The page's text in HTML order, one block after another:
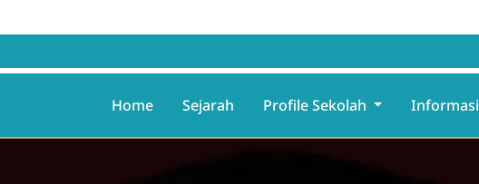
Home Sejarah Profile Sekolah Informasi